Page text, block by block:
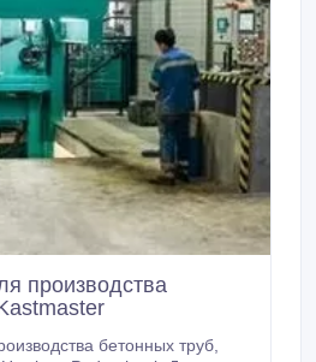
производства
бетонных труб,